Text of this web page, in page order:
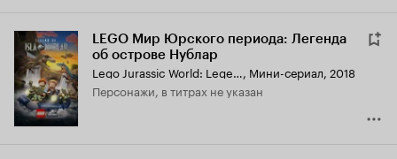
LEGO Мир Юрского периода: Легенда
об острове Нублар
Lego Jurassic World: Legend of Isla Nublar, Мини-сериал, 2018
персонажи, в титрах не указан